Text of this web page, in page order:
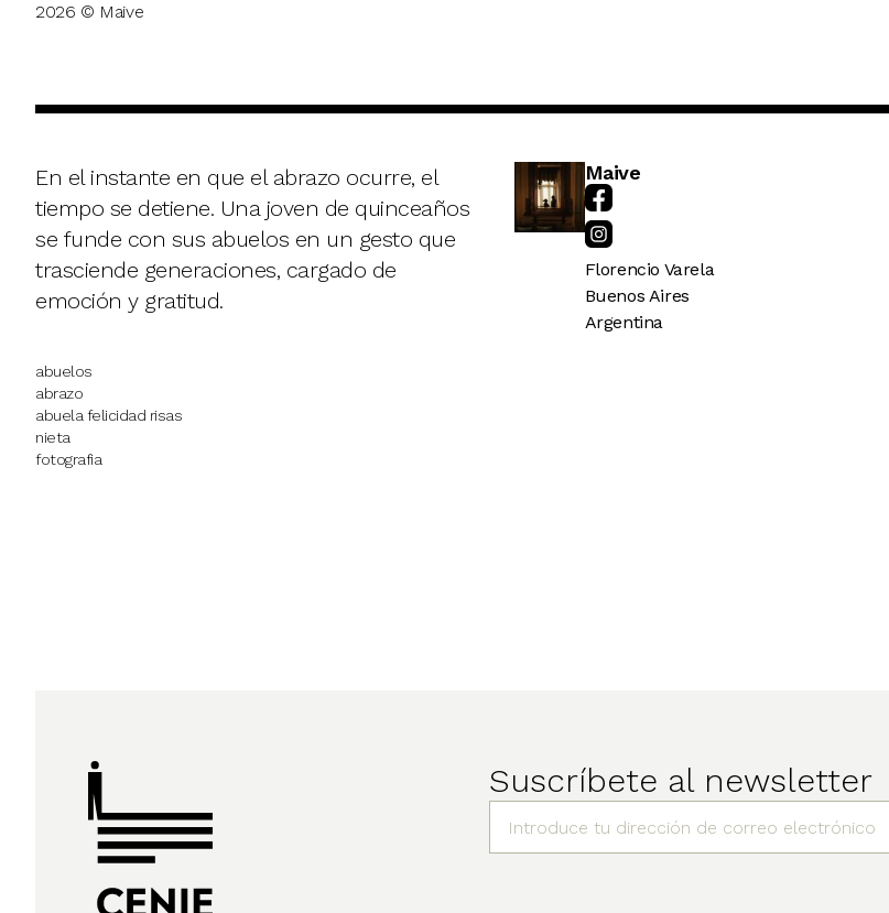
2026 © Maive
En el instante en que el abrazo ocurre, el
tiempo se detiene. Una joven de quinceaños
se funde con sus abuelos en un gesto que
trasciende generaciones, cargado de
emoción y gratitud.
abuelos
abrazo
abuela felicidad risas
nieta
fotografia
Maive
Florencio Varela
Buenos Aires
Argentina
Suscríbete al newsletter